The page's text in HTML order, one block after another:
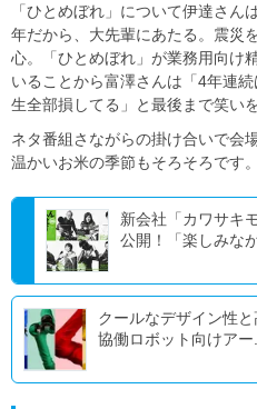
「ひとめぼれ」について伊達さ
年だから、大先輩にあたる。震災
心。「ひとめぼれ」が業務用向け
いることから富澤さんは「4年連
生全部損してる」と最後まで笑い
ネタ番組さながらの掛け合いで会
温かいお米の季節もそろそろです。
新会社「カワサキ
公開！「楽しみな
クールなデザイン性
協働ロボット向けアー...